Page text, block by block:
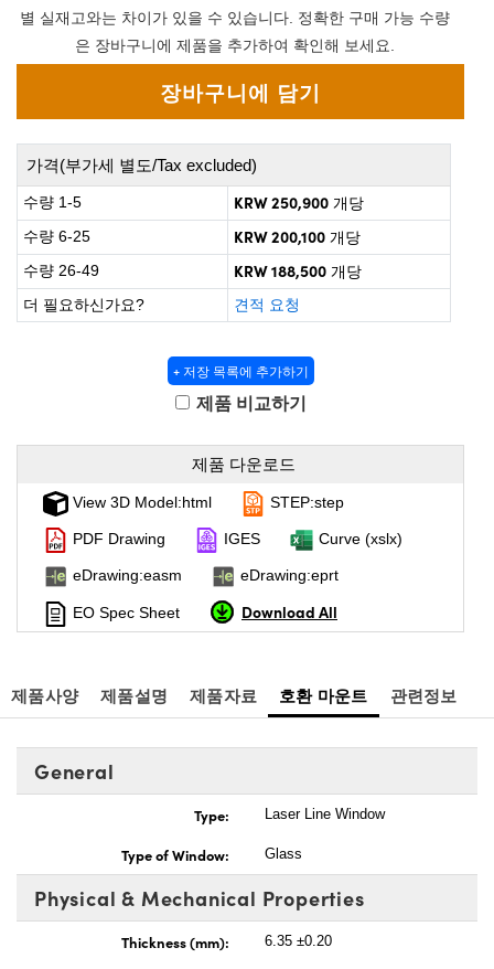
Microscopes
Components
Gratings™
별 실재고와는 차이가 있을 수 있습니다. 정확한 구매 가능 수량
은 장바구니에 제품을 추가하여 확인해 보세요.
가격(부가세 별도/Tax excluded)
수량 1-5 KRW 250,900 개당
수량 6-25
KRW 200,100 개당
수량 26-49
KRW 188,500 개당
더 필요하신가요?
견적 요청
+ 저장 목록에 추가하기
제품 비교하기
제품 다운로드
View 3D Model:html STEP:step
PDF Drawing IGES Curve (xslx)
eDrawing:easm eDrawing:eprt
EO Spec Sheet Download All
제품사양 제품설명 제품자료 호환 마운트 관련정보
General
Type: Laser Line Window
Type of Window: Glass
Physical & Mechanical Properties
Thickness (mm): 6.35 ±0.20